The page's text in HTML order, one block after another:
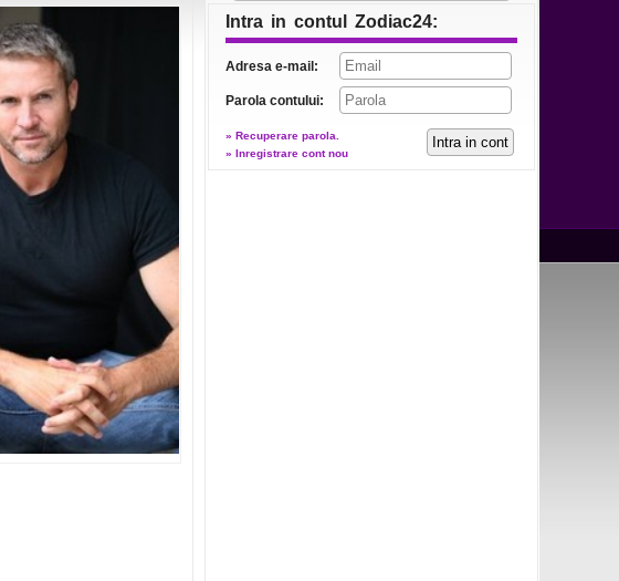
Intra in contul Zodiac24:
Adresa e-mail:
Parola contului:
» Recuperare parola.
» Inregistrare cont nou